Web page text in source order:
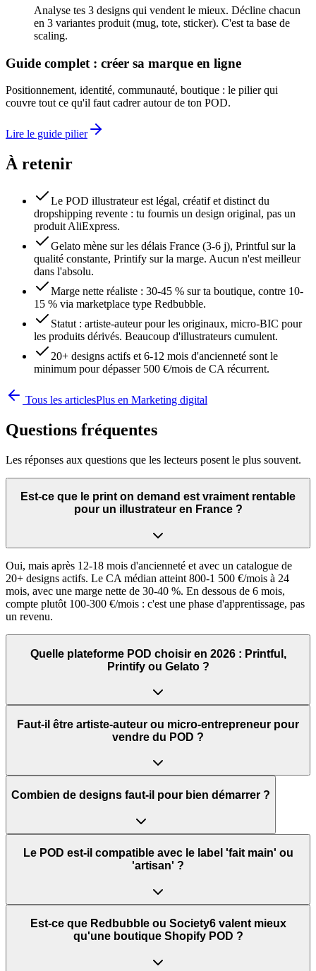
Analyse tes 3 designs qui vendent le mieux. Décline chacun
en 3 variantes produit (mug, tote, sticker). C'est ta base de
scaling.
Guide complet : créer sa marque en ligne
Positionnement, identité, communauté, boutique : le pilier qui
couvre tout ce qu'il faut cadrer autour de ton POD.
Lire le guide pilier
À retenir
Le POD illustrateur est légal, créatif et distinct du
dropshipping revente : tu fournis un design original, pas un
produit AliExpress.
Gelato mène sur les délais France (3-6 j), Printful sur la
qualité constante, Printify sur la marge. Aucun n'est meilleur
dans l'absolu.
Marge nette réaliste : 30-45 % sur ta boutique, contre 10-
15 % via marketplace type Redbubble.
Statut : artiste-auteur pour les originaux, micro-BIC pour
les produits dérivés. Beaucoup d'illustrateurs cumulent.
20+ designs actifs et 6-12 mois d'ancienneté sont le
minimum pour dépasser 500 €/mois de CA récurrent.
Tous les articlesPlus en Marketing digital
Questions fréquentes
Les réponses aux questions que les lecteurs posent le plus souvent.
Est-ce que le print on demand est vraiment rentable
pour un illustrateur en France ?
Oui, mais après 12-18 mois d'ancienneté et avec un catalogue de
20+ designs actifs. Le CA médian atteint 800-1 500 €/mois à 24
mois, avec une marge nette de 30-40 %. En dessous de 6 mois,
compte plutôt 100-300 €/mois : c'est une phase d'apprentissage, pas
un revenu.
Quelle plateforme POD choisir en 2026 : Printful,
Printify ou Gelato ?
Faut-il être artiste-auteur ou micro-entrepreneur pour
vendre du POD ?
Combien de designs faut-il pour bien démarrer ?
Le POD est-il compatible avec le label 'fait main' ou
'artisan' ?
Est-ce que Redbubble ou Society6 valent mieux
qu'une boutique Shopify POD ?